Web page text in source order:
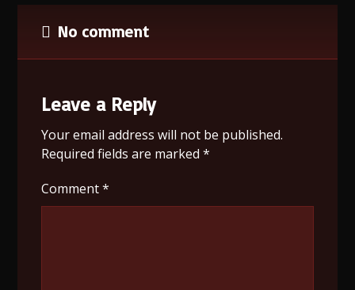
No comment
Leave a Reply
Your email address will not be published.
Required fields are marked*
Comment*